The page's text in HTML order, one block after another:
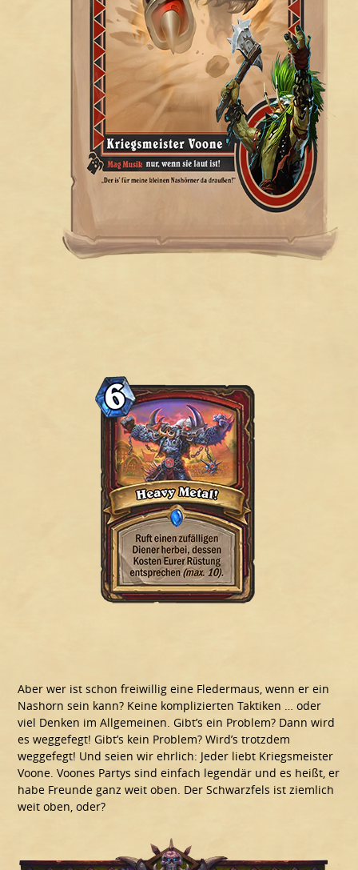
Aber wer ist schon freiwillig eine Fledermaus, wenn er ein
Nashorn sein kann? Keine komplizierten Taktiken … oder
viel Denken im Allgemeinen. Gibt’s ein Problem? Dann wird
es weggefegt! Gibt’s kein Problem? Wird’s trotzdem
weggefegt! Und seien wir ehrlich: Jeder liebt Kriegsmeister
Voone. Voones Partys sind einfach legendär und es heißt, er
habe Freunde ganz weit oben. Der Schwarzfels ist ziemlich
weit oben, oder?